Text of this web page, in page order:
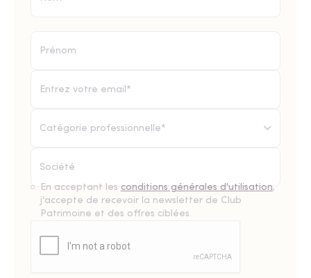
Catégorie professionnelle*
En acceptant les conditions générales d'utilisation,
j'accepte de recevoir la newsletter de Club
Patrimoine et des offres ciblées.